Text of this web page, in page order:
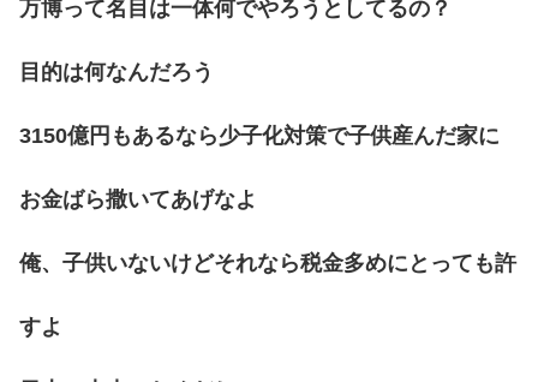
万博って名目は一体何でやろうとしてるの？
目的は何なんだろう
3150億円もあるなら少子化対策で子供産んだ家に
お金ばら撒いてあげなよ
俺、子供いないけどそれなら税金多めにとっても許
すよ